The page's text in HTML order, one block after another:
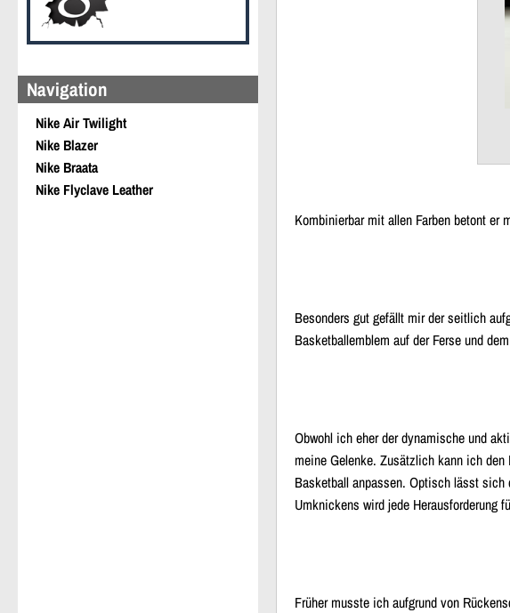
Navigation
Nike Air Twilight
Nike Blazer
Nike Braata
Nike Flyclave Leather
Kombinierbar mit allen Farben betont er
Besonders gut gefällt mir der seitlich
Basketballemblem auf der Ferse und
Obwohl ich eher der dynamische und
meine Gelenke. Zusätzlich kann ich
Basketball anpassen. Optisch lässt sich
Umknickens wird jede Herausforderung
Früher musste ich aufgrund von